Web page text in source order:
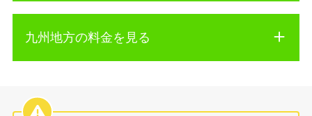
九州地方の料金を見る